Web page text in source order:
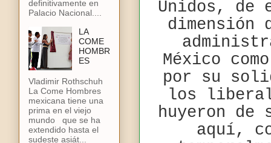
Unidos, de
dimensión
México
por su
los
huyeron de
aquí,
definitivamente en
Palacio Nacional....
LA
COME
HOMBR
ES
Vladimir Rothschuh
La Come Hombres
mexicana tiene una
prima en el viejo
mundo que se ha
extendido hasta el
sudeste asiát...